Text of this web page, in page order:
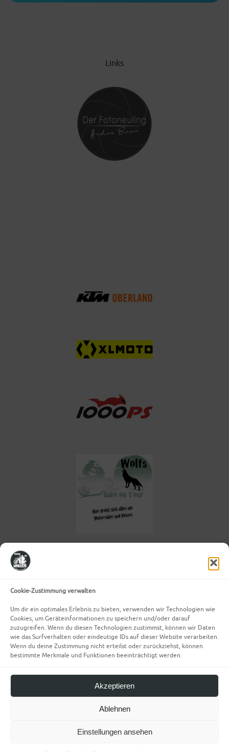
Cookie-Zustimmung verwalten
Um dir ein optimales Erlebnis zu bieten, verwenden wir Technologien wie
Cookies, um Geräteinformationen zu speichern und/oder darauf
zuzugreifen. Wenn du diesen Technologien zustimmst, können wir Daten
wie das Surfverhalten oder eindeutige IDs auf dieser Website verarbeiten.
Wenn du deine Zustimmung nicht erteilst oder zurückziehst, können
bestimmte Merkmale und Funktionen beeinträchtigt werden.
Akzeptieren
Ablehnen
Einstellungen ansehen
Links
OUR LIFE IS AN ADVENTURE